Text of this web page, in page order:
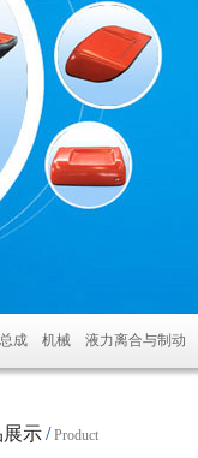
总成 机械 液力离合与制
展示/ Product